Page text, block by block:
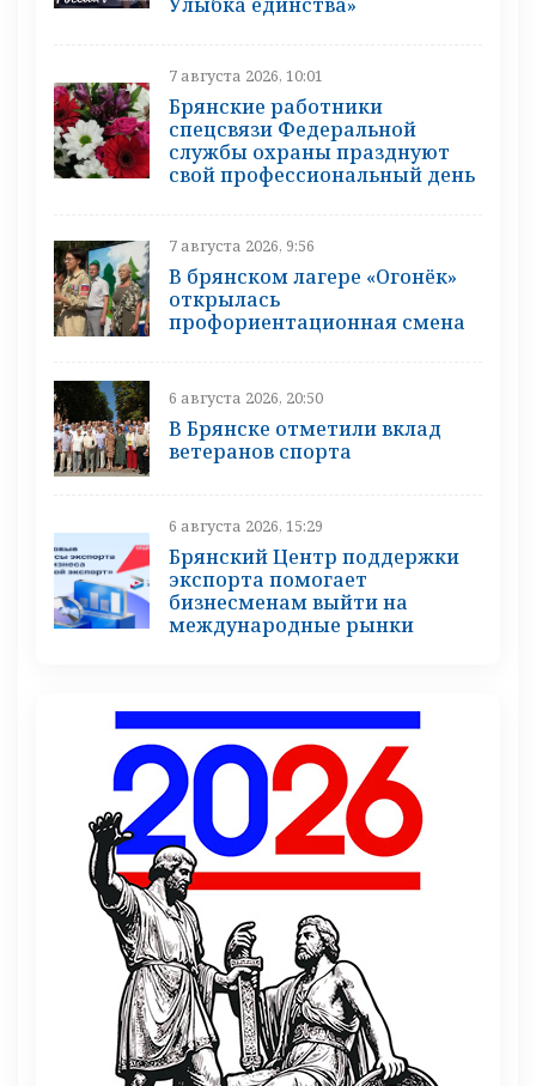
7 августа 2026, 10:01
Брянские работники
спецсвязи Федеральной
службы охраны празднуют
свой профессиональный день
7 августа 2026, 9:56
В брянском лагере «Огонёк»
открылась
профориентационная смена
6 августа 2026, 20:50
В Брянске отметили вклад
ветеранов спорта
6 августа 2026, 15:29
Брянский Центр поддержки
экспорта помогает
бизнесменам выйти на
международные рынки